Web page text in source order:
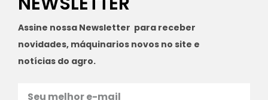
Assine nossa Newsletter para receber
novidades, máquinarios novos no site e
notícias do agro.